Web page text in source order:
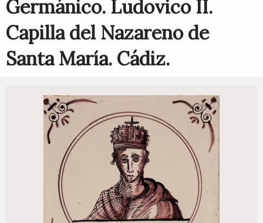
Germánico. Ludovico II.
Capilla del Nazareno de
Santa María. Cádiz.